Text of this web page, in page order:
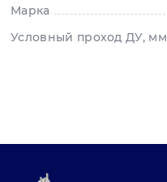
Марка
Условный проход ДУ, мм